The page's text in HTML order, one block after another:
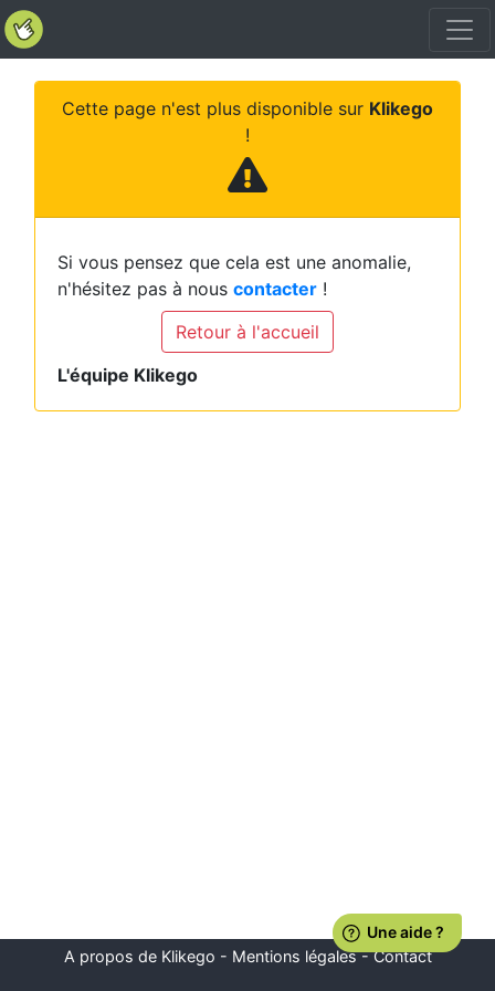
Cette page n'est plus disponible sur Klikego
!
Si vous pensez que cela est une anomalie,
n'hésitez pas à nous contacter !
Retour à l'accueil
L'équipe Klikego
A propos de Klikego - Mentions légales-Contact